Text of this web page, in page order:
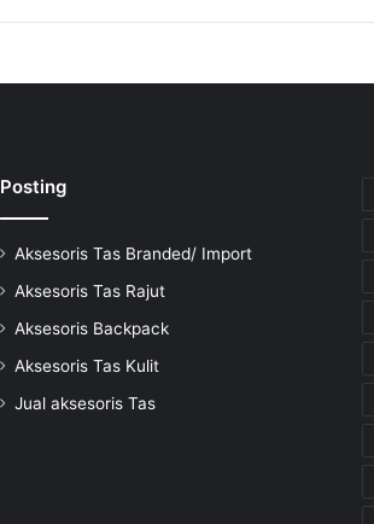
Posting
Aksesoris Tas Branded/ Import
Aksesoris Tas Rajut
Aksesoris Backpack
Aksesoris Tas Kulit
Jual aksesoris Tas